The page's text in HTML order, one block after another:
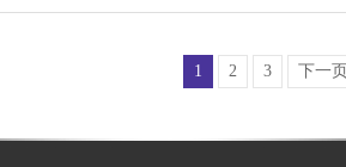
1 2 3 下一页